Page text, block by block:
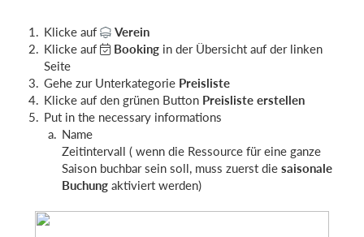
Klicke auf
Verein
Klicke auf
Booking in der Übersicht auf der linken
Seite
Gehe zur Unterkategorie Preisliste
Klicke auf den grünen Button Preisliste erstellen
Put in the necessary informations
Name
Zeitintervall ( wenn die Ressource für eine ganze
Saison buchbar sein soll, muss zuerst die saisonale
Buchung aktiviert werden)